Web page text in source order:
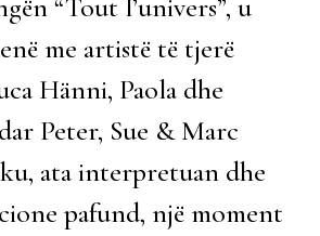
“Tout l’univers”, u
me artistë të tjerë
Hänni, Paola dhe
Peter, Sue & Marc
ata interpretuan dhe
pafund, një moment